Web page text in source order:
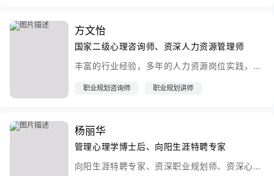
方文怡
国家二级心理咨询师、资深人力资源管理师
丰富的行业经验，多年的人力资源岗位实践，使其熟知通信、广告新媒体、新型服务业的用人理念，为通用管理岗位、设计人员、生产技术人员提供精准的职业定位和转型重塑。7年来，处理个人职业规划案例300余起，深得客户的好评，满意率达到98%。
职业规划咨询师 职业规划讲师
杨丽华
管理心理学博士后、向阳生涯特聘专家
向阳生涯特聘专家、资深职业规划师、资深心理咨询专家、管理心理学博士后、测评咨询中心研究员，长期从事心理学与人力资源的教学和实践工作,与国家自然科学基金研究项目一项，省部级项目三项。